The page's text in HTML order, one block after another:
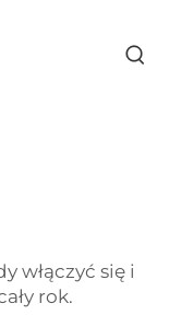
włączyć się i
rok.